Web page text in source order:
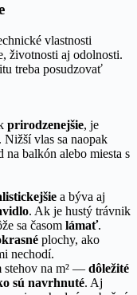
vlastnosti
životnosti aj odolnosti.
treba posudzovať
prirodzenejšie, je
Nižší vlas sa naopak
balkón alebo miesta s
a býva aj
. Ak je hustý trávnik
sa časom lámať.
plochy, ako
nechodí.
stehov na m² — dôležité
sú navrhnuté. Aj